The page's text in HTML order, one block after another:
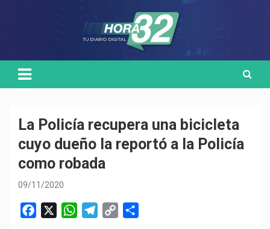
La Policía recupera una bicicleta
cuyo dueño la reportó a la Policía
como robada
09/11/2020
W